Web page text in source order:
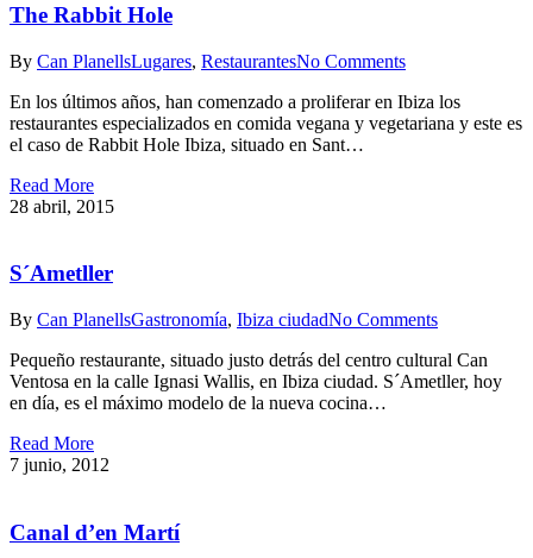
The Rabbit Hole
By Can PlanellsLugares, RestaurantesNo Comments
En los últimos años, han comenzado a proliferar en Ibiza los
restaurantes especializados en comida vegana y vegetariana y este es
el caso de Rabbit Hole Ibiza, situado en Sant…
Read More
28 abril, 2015
S´Ametller
By Can PlanellsGastronomía, Ibiza ciudadNo Comments
Pequeño restaurante, situado justo detrás del centro cultural Can
Ventosa en la calle Ignasi Wallis, en Ibiza ciudad. S´Ametller, hoy
en día, es el máximo modelo de la nueva cocina…
Read More
7 junio, 2012
Canal d’en Martí